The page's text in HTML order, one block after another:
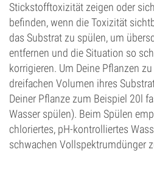
Stickstofftoxizität zeigen oder
befinden, wenn die Toxizität
das Substrat zu spülen, um
entfernen und die Situation so
korrigieren. Um Deine Pflanzen
dreifachen Volumen ihres
Deiner Pflanze zum Beispiel 20l
Wasser spülen). Beim Spülen
chloriertes, pH-kontrolliertes
schwachen Vollspektrumdünger